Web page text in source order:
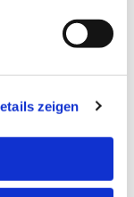
zeigen